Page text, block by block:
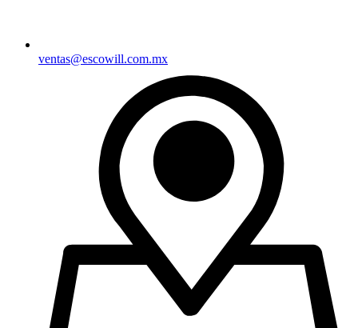
ventas@escowill.com.mx